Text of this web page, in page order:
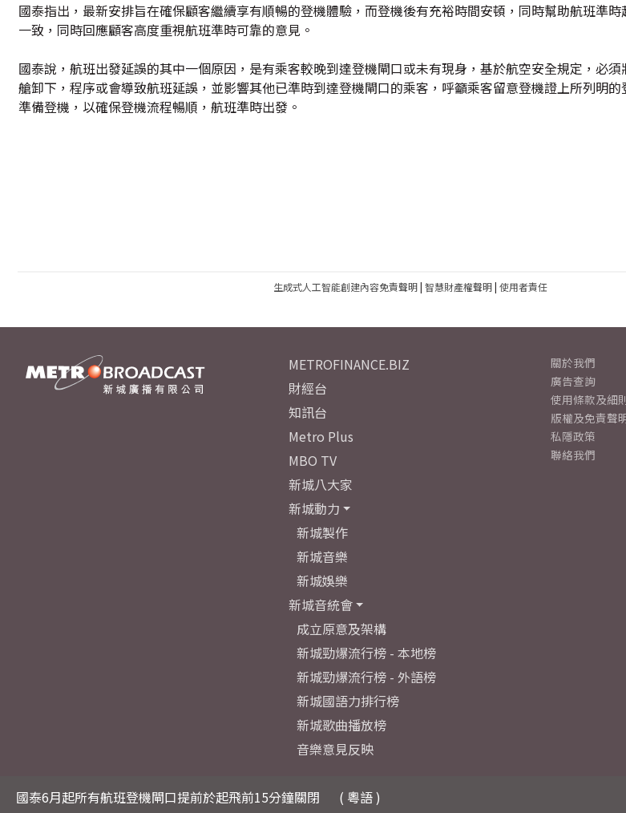
國泰指出，最新安排旨在確保顧客繼續享有順暢的登機體驗，而登機後有充裕時間安頓，同時幫助航班準
一致，同時回應顧客高度重視航班準時可靠的意見。
國泰說，航班出發延誤的其中一個原因，是有乘客較晚到達登機閘口或未有現身，基於航空安全規定，必
艙卸下，程序或會導致航班延誤，並影響其他已準時到達登機閘口的乘客，呼籲乘客留意登機證上所列明
準備登機，以確保登機流程暢順，航班準時出發。
生成式人工智能創建內容免責聲明| 智慧財產權聲明| 使用者責任
國泰6月起所有航班登機閘口提前於起飛前15分鐘關閉
( 粵語 )
METROFINANCE.BIZ
財經台
知訊台
Metro Plus
MBO TV
新城八大家
新城動力
新城製作
新城音樂
新城娛樂
新城音統會
成立原意及架構
新城勁爆流行榜 - 本地榜
新城勁爆流行榜 - 外語榜
新城國語力排行榜
新城歌曲播放榜
音樂意見反映
關於我們
廣告查詢
使用條款及細
版權及免責聲
私隱政策
聯絡我們